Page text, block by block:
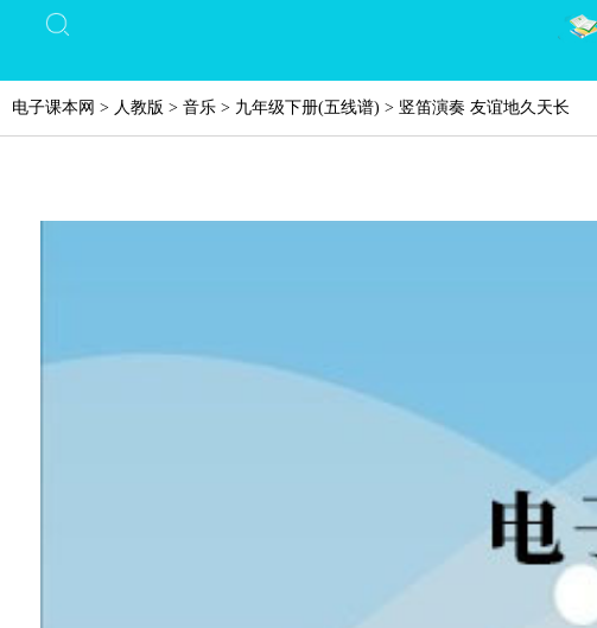
电子课本网 > 人教版 > 音乐 > 九年级下册(五线谱) > 竖笛演奏 友谊地久天长